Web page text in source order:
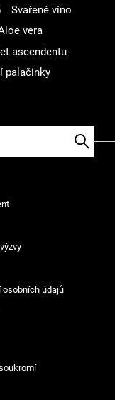
Svařené víno
vera
ascendentu
palačinky
osobních údajů